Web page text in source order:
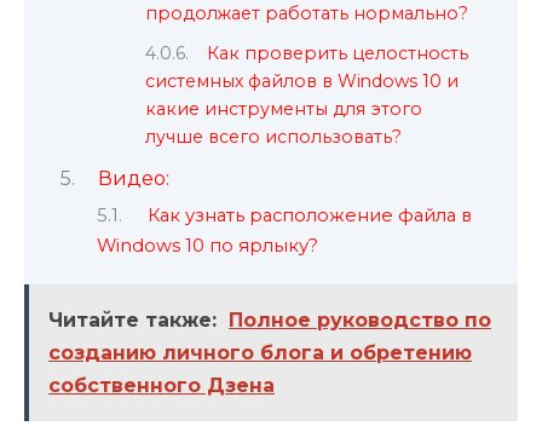
продолжает работать нормально?
Как проверить целостность
системных файлов в Windows 10 и
какие инструменты для этого
лучше всего использовать?
Видео:
Как узнать расположение файла в
Windows 10 по ярлыку?
Читайте также:
Полное руководство по
созданию личного блога и обретению
собственного Дзена